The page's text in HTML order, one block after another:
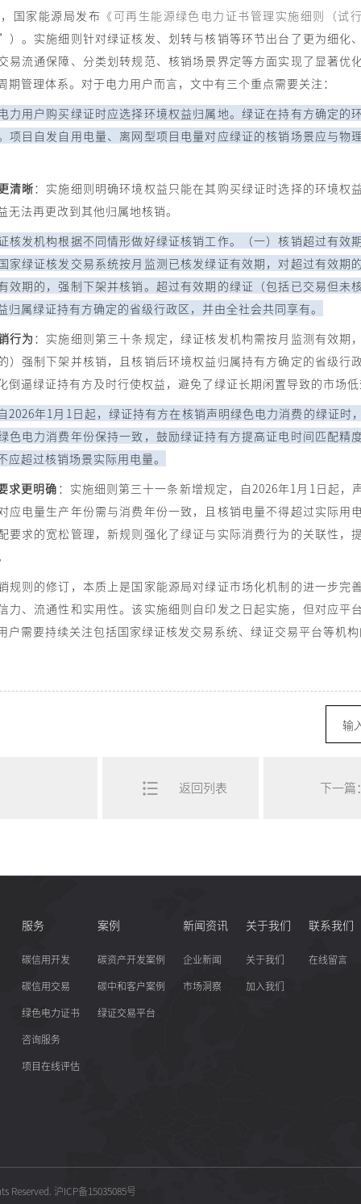
国家能源局发布 《可再生能源绿色电力证书管理实施细则（试
。实施细则针对绿证核发、划转与核销等环节出台了更为细化
易流通保障、分类划转规范、核销场景界定等方面实现了显著优
期管理体系。对于电力用户而言，文中有三个重点需要关注：
力用户购买绿证时应选择环境权益归属地。绿证在持有方确定的
项目自发自用电量、离网型项目电量对应绿证的核销场景应与物
清晰：实施细则明确环境权益只能在其购买绿证时选择的环境权
无法再更改到其他归属地核销。
核发机构根据不同情形做好绿证核销工作。（一）核销超过有效
家绿证核发交易系统按月监测已核发绿证有效期，对超过有效期
效期的，强制下架并核销。超过有效期的绿证（包括已交易但未
归属绿证持有方确定的省级行政区，并由全社会共同享有。
行为 ：实施细则第三十条规定，绿证核发机构需按月监测有效期
）强制下架并核销，且核销后环境权益归属持有方确定的省级行
倒逼绿证持有方及时行使权益，避免了绿证长期闲置导致的市场
2026年1月1日起，绿证持有方在核销声明绿色电力消费的绿证时
色电力消费年份保持一致，鼓励绿证持有方提高证电时间匹配精
应超过核销场景实际用电量。
求更明确 ：实施细则第三十一条新增规定，自2026年1月1日起，
应电量生产年份需与消费年份一致，且核销电量不得超过实际用
要求的宽松管理，新规则强化了绿证与实际消费行为的关联性，
规则的修订，本质上是国家能源局对绿证市场化机制的进一步完
力、流通性和实用性。该实施细则自印发之日起实施，但对应平
户需要持续关注包括国家绿证核发交易系统、绿证交易平台等机
返回列表
服务
碳信用开发
碳信用交易
绿色电力证书
咨询服务
项目在线评估
案例
碳资产开发案例
碳中和客户案例
绿证交易平台
新闻资讯
企业新闻
市场洞察
关于我们
关于我们
加入我们
联系我们
在线留言
Reserved. 沪ICP备15035085号